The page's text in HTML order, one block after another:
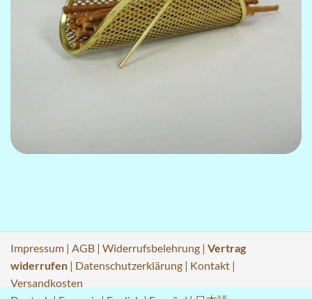
Impressum | AGB | Widerrufsbelehrung | Vertrag
widerrufen | Datenschutzerklärung | Kontakt |
Versandkosten